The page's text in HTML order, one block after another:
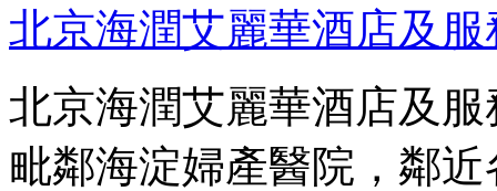
北京海潤艾麗華酒店及服
北京海潤艾麗華酒店及
毗鄰海淀婦產醫院，鄰